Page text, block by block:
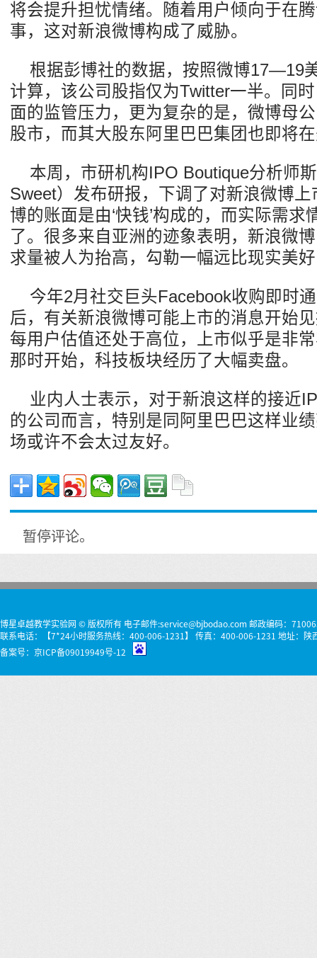
将会提升担忧情绪。随着用户倾向于在
事，这对新浪微博构成了威胁。
根据彭博社的数据，按照微博17—19
计算，该公司股指仅为Twitter一半。同
面的监管压力，更为复杂的是，微博母
股市，而其大股东阿里巴巴集团也即将
本周，市研机构IPO Boutique分析师
Sweet）发布研报，下调了对新浪微博上
博的账面是由‘快钱’构成的，而实际需
了。很多来自亚洲的迹象表明，新浪微博
求量被人为抬高，勾勒一幅远比现实美
今年2月社交巨头Facebook收购即时
后，有关新浪微博可能上市的消息开始
每用户估值还处于高位，上市似乎是非
那时开始，科技板块经历了大幅卖盘。
业内人士表示，对于新浪这样的接近
的公司而言，特别是同阿里巴巴这样业
场或许不会太过友好。
暂停评论。
博星卓越教学实验网 © 版权所有 电子邮件:service@bjbodao.com 邮政编码：
联系电话：【7*24小时服务热线：400-006-1231】 传真：400-006-1231 地址：陕
备案号： 京ICP备09019949号-12